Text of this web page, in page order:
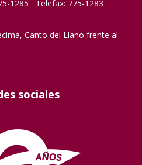
1285 Telefax: 775-1283
Canto del Llano frente al
sociales